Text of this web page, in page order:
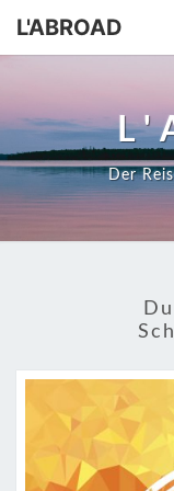
Skip
L'ABROAD
Der